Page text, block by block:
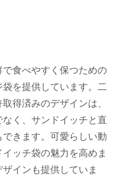
で食べやすく保つための
を提供しています。二
得済みのデザインは、
く、サンドイッチと直
きます。可愛らしい動
ッチ袋の魅力を高めま
インも提供していま